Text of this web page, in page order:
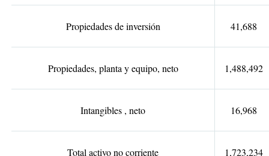
Propiedades de inversión 41,688
Propiedades, planta y equipo, neto 1,488,492
Intangibles , neto 16,968
Total activo no corriente 1,723,234